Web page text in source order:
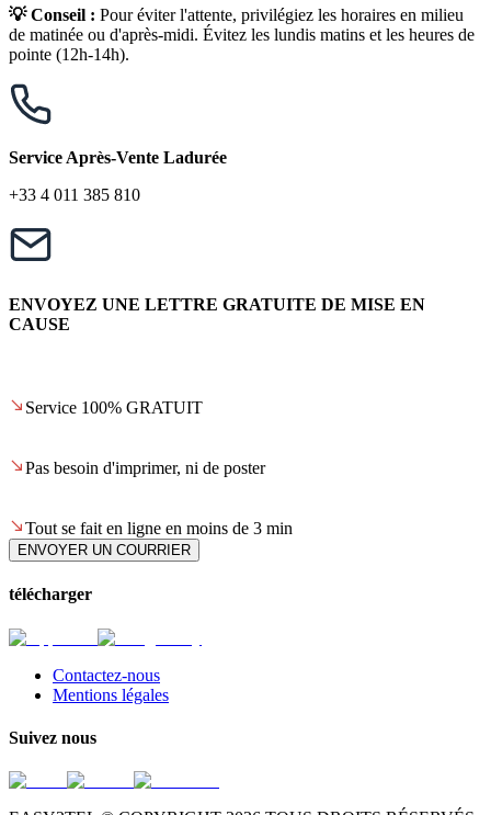
💡 Conseil : Pour éviter l'attente, privilégiez les horaires en milieu
de matinée ou d'après-midi. Évitez les lundis matins et les heures de
pointe (12h-14h).
Service Après-Vente Ladurée
+33 4 011 385 810
ENVOYEZ UNE LETTRE GRATUITE DE MISE EN
CAUSE
Service 100% GRATUIT
Pas besoin d'imprimer, ni de poster
Tout se fait en ligne en moins de 3 min
ENVOYER UN COURRIER
télécharger
Contactez-nous
Mentions légales
Suivez nous